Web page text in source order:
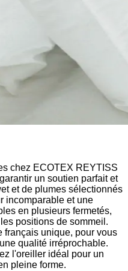
chez ECOTEX REYTISS
un soutien parfait et
et de plumes sélectionnés
incomparable et une
en plusieurs fermetés,
positions de sommeil.
français unique, pour vous
qualité irréprochable.
l'oreiller idéal pour un
pleine forme.